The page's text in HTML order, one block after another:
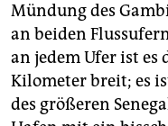
Mündung des
an beiden
an jedem Ufer ist
Kilometer breit; es
des größeren